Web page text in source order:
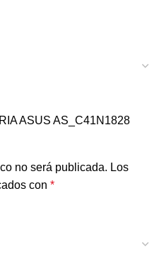
ASUS AS_C41N1828
no será publicada. Los
con *